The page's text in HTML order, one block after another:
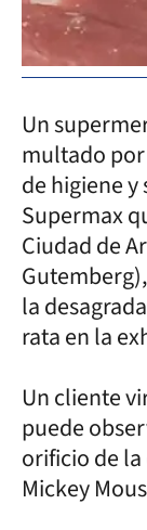
Un
multado
de higiene
Supermax
Ciudad de
la
rata en la
Un cliente
puede
orificio de la
Mickey